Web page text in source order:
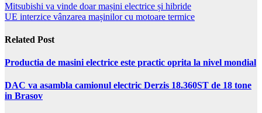
Mitsubishi va vinde doar mașini electrice și hibride
UE interzice vânzarea mașinilor cu motoare termice
Related Post
Productia de masini electrice este practic oprita la nivel mondial
DAC va asambla camionul electric Derzis 18.360ST de 18 tone
in Brasov